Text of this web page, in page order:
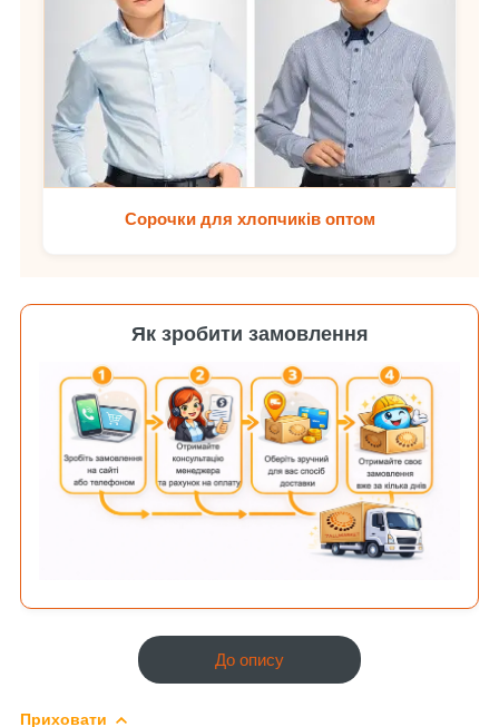
Сорочки для хлопчиків оптом
Як зробити замовлення
До опису
Приховати